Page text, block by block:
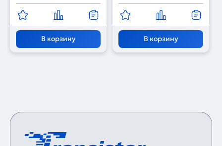
В корзину В корзину